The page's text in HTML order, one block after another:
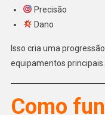
Precisão
Dano
Isso cria uma
equipamentos principais.
Como